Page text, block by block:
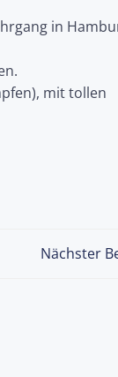
in
mit tollen
Nächster